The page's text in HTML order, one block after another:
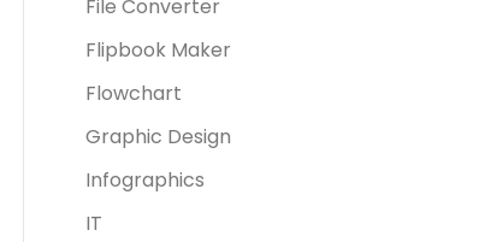
File Converter
Flipbook Maker
Flowchart
Graphic Design
Infographics
IT